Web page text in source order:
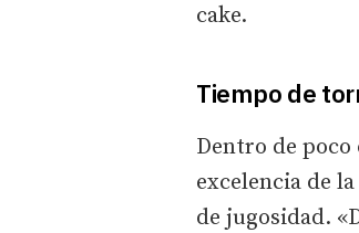
cake.
Tiempo de
Dentro de
excelencia de
de jugosidad.